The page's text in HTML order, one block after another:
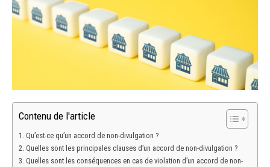
Contenu de l'article
Qu’est-ce qu’un accord de non-divulgation ?
Quelles sont les principales clauses d’un accord de non-divulgation ?
Quelles sont les conséquences en cas de violation d’un accord de non-